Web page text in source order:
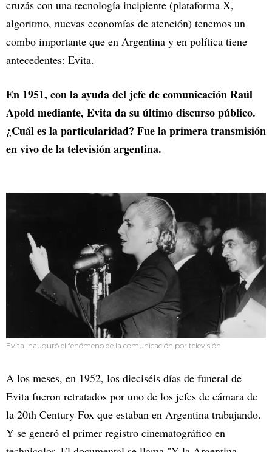
cruzás con una tecnología incipiente (plataforma X,
algoritmo, nuevas economías de atención) tenemos un
combo importante que en Argentina y en política tiene
antecedentes: Evita.
En 1951, con la ayuda del jefe de comunicación Raúl
Apold mediante, Evita da su último discurso público.
¿Cuál es la particularidad? Fue la primera transmisión
en vivo de la televisión argentina.
Evita inauguró el fenómeno de la comunicación por televisión
A los meses, en 1952, los dieciséis días de funeral de
Evita fueron retratados por uno de los jefes de cámara de
la 20th Century Fox que estaban en Argentina trabajando.
Y se generó el primer registro cinematográfico en